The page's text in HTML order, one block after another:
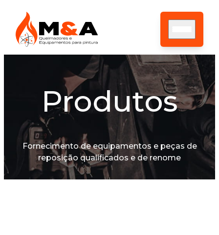
HOME
SOBRE NÓS
ASSISTÊNCIA TÉCNICA
PRODUTOS
CONTATO
BLOG
Produtos
Fornecimento de equipamentos e peças de
reposição qualificados e de renome